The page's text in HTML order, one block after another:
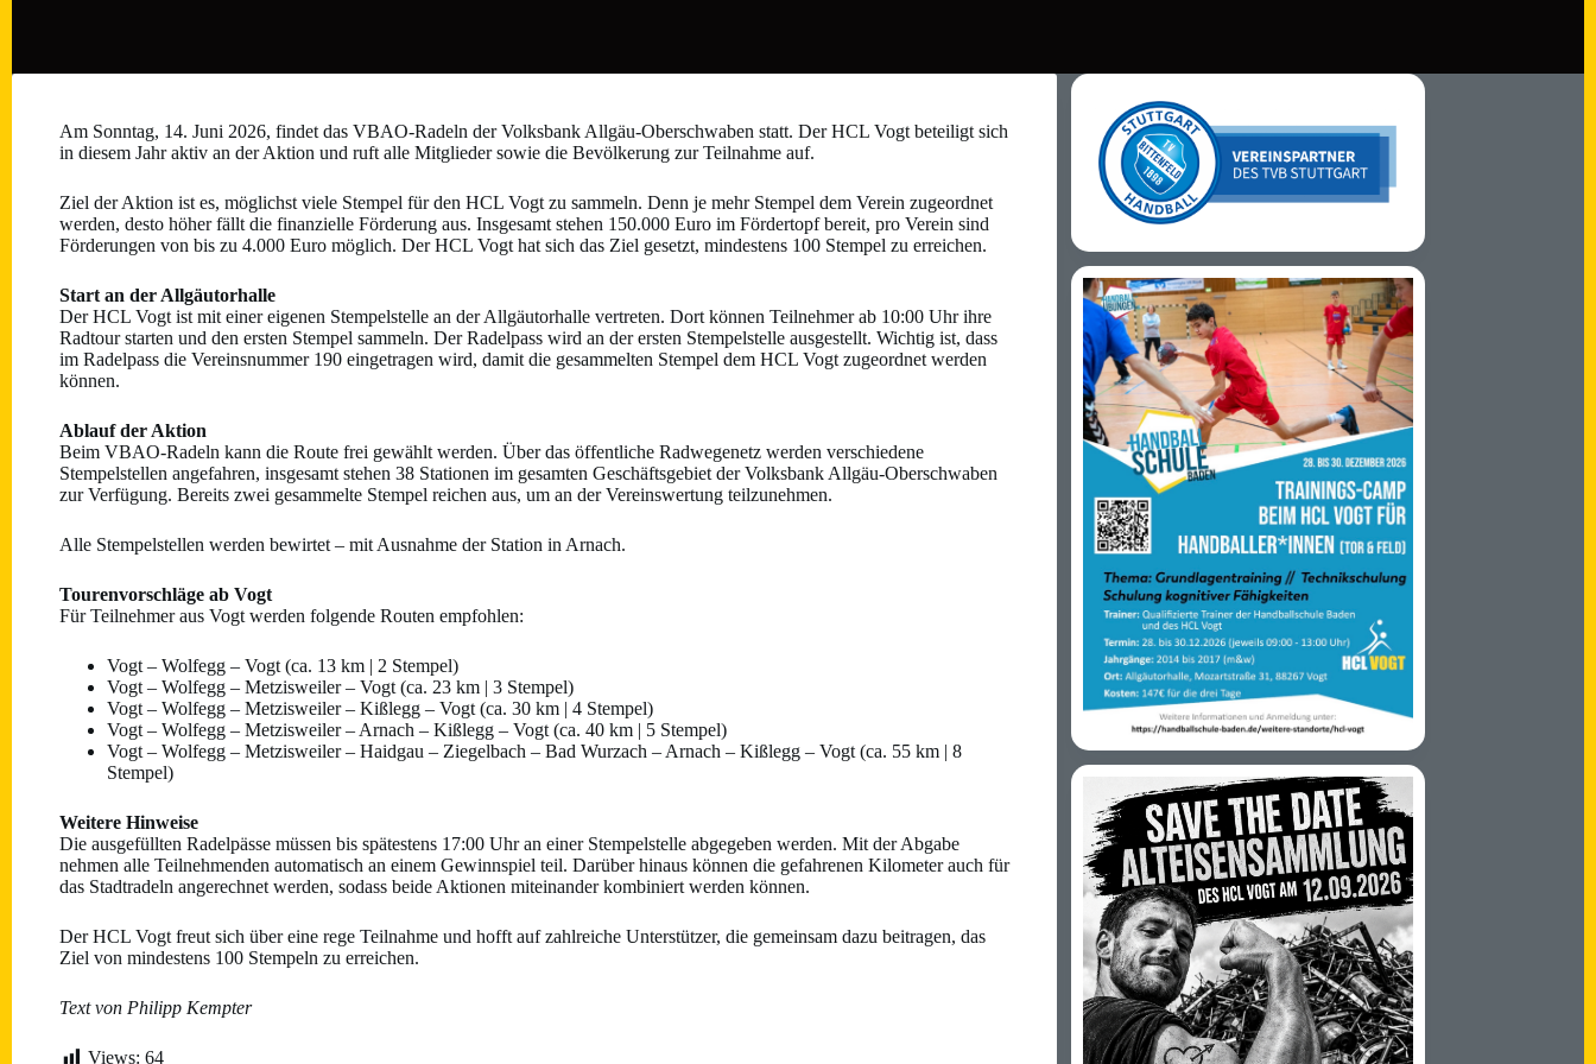
Am Sonntag, 14. Juni 2026, findet das VBAO-Radeln der Volksbank Allgäu-Oberschwaben statt. Der HCL Vogt beteiligt sich
in diesem Jahr aktiv an der Aktion und ruft alle Mitglieder sowie die Bevölkerung zur Teilnahme auf.
Ziel der Aktion ist es, möglichst viele Stempel für den HCL Vogt zu sammeln. Denn je mehr Stempel dem Verein zugeordnet
werden, desto höher fällt die finanzielle Förderung aus. Insgesamt stehen 150.000 Euro im Fördertopf bereit, pro Verein sind
Förderungen von bis zu 4.000 Euro möglich. Der HCL Vogt hat sich das Ziel gesetzt, mindestens 100 Stempel zu erreichen.
Start an der Allgäutorhalle
Der HCL Vogt ist mit einer eigenen Stempelstelle an der Allgäutorhalle vertreten. Dort können Teilnehmer ab 10:00 Uhr ihre
Radtour starten und den ersten Stempel sammeln. Der Radelpass wird an der ersten Stempelstelle ausgestellt. Wichtig ist, dass
im Radelpass die Vereinsnummer 190 eingetragen wird, damit die gesammelten Stempel dem HCL Vogt zugeordnet werden
können.
Ablauf der Aktion
Beim VBAO-Radeln kann die Route frei gewählt werden. Über das öffentliche Radwegenetz werden verschiedene
Stempelstellen angefahren, insgesamt stehen 38 Stationen im gesamten Geschäftsgebiet der Volksbank Allgäu-Oberschwaben
zur Verfügung. Bereits zwei gesammelte Stempel reichen aus, um an der Vereinswertung teilzunehmen.
Alle Stempelstellen werden bewirtet – mit Ausnahme der Station in Arnach.
Tourenvorschläge ab Vogt
Für Teilnehmer aus Vogt werden folgende Routen empfohlen:
Vogt – Wolfegg – Vogt (ca. 13 km | 2 Stempel)
Vogt – Wolfegg – Metzisweiler – Vogt (ca. 23 km | 3 Stempel)
Vogt – Wolfegg – Metzisweiler – Kißlegg – Vogt (ca. 30 km | 4 Stempel)
Vogt – Wolfegg – Metzisweiler – Arnach – Kißlegg – Vogt (ca. 40 km | 5 Stempel)
Vogt – Wolfegg – Metzisweiler – Haidgau – Ziegelbach – Bad Wurzach – Arnach – Kißlegg – Vogt (ca. 55 km | 8
Stempel)
Weitere Hinweise
Die ausgefüllten Radelpässe müssen bis spätestens 17:00 Uhr an einer Stempelstelle abgegeben werden. Mit der Abgabe
nehmen alle Teilnehmenden automatisch an einem Gewinnspiel teil. Darüber hinaus können die gefahrenen Kilometer auch für
das Stadtradeln angerechnet werden, sodass beide Aktionen miteinander kombiniert werden können.
Der HCL Vogt freut sich über eine rege Teilnahme und hofft auf zahlreiche Unterstützer, die gemeinsam dazu beitragen, das
Ziel von mindestens 100 Stempeln zu erreichen.
Text von Philipp Kempter
Views: 64